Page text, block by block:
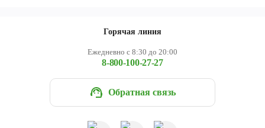
Горячая линия
Ежедневно с 8:30 до 20:00
8-800-100-27-27
Обратная связь